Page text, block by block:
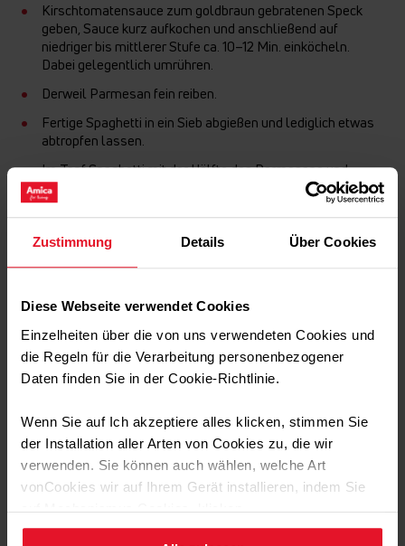
Zustimmung Details Über Cookies
Diese Webseite verwendet Cookies
Einzelheiten über die von uns verwendeten Cookies und
die Regeln für die Verarbeitung personenbezogener
Daten finden Sie in der Cookie-Richtlinie.
Wenn Sie auf Ich akzeptiere alles klicken, stimmen Sie
der Installation aller Arten von Cookies zu, die wir
verwenden. Sie können auch wählen, welche Art
vonCookies wir auf Ihrem Gerät installieren, indem Sie
auf Mechanismus Cookies. klicken.
Kirschtomatensauce zum goldbraun gebratenen Speck
geben, Sauce kurz aufkochen und anschließend auf
niedriger bis mittlerer Stufe ca. 10–12 Min. einköcheln.
Dabei gelegentlich umrühren.
Derweil Parmesan fein reiben.
Fertige Spaghetti in ein Sieb abgießen und lediglich etwas
abtropfen lassen.
Im Topf Spaghetti mit der Hälfte des Parmesans und
Tomaten-Speck-Sauce mischen. Ggf. mit Salz und Pfeffer
nachwürzen.
Spaghetti alla Amatriciana auf Tellern anrichten und mit
restlichem Parmesan bestreut servieren.
Tipp vom Chefkoch:
Tipp: Wenn du es etwas schärfer und würziger
Parmesans Pecorino verwenden. Dieser wird, im
Gegensatz zu Parmesan, nicht aus Kuhmilch,
sondern Schafsmilch hergestellt. Dadurch ist er im
Geschmack etwas intensiver.